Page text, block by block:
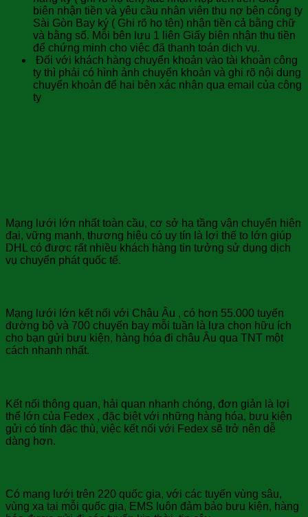
biên nhận tiền và yêu cầu nhân viên thu nợ bên công ty
Sài Gòn Bay ký ( Ghi rõ họ tên) nhận tiền cả bằng chữ
và bằng số. Mỗi bên lưu 1 liên Giấy biên nhận thu tiền
để chứng minh cho việc đã thanh toán dịch vụ.
Đối với khách hàng chuyển khoản vào tài khoản công
ty thì phải có hình ảnh chuyển khoản và ghi rõ nội dung
chuyển khoản để hai bên xác nhận qua email của công
ty
Mạng lưới lớn nhất toàn cầu, cơ sở hạ tầng vận chuyển hiện
đại, vững mạnh, thương hiệu có uy tín là lợi thế to lớn giúp
DHL có được rất nhiều khách hàng tin tưởng sử dụng dịch
vụ chuyển phát quốc tế.
Mạng lưới lớn kết nối với Châu Âu , có hơn 55.000 tuyến
đường bộ và 700 chuyến bay mỗi tuần là lựa chọn hữu ích
cho bạn gửi bưu kiện, hàng hóa đi châu Âu qua TNT một
cách nhanh nhất.
Kết nối thông quan, hải quan nhanh chóng, đơn giản là lợi
thế lớn của Fedex , đặc biệt với những hàng hóa, bưu kiện
gửi có tính đặc thù, việc kết nối với Fedex sẽ trở nên dễ
dàng hơn.
Có mạng lưới trên 220 quốc gia, với các tuyến vùng sâu,
vùng xa tại mỗi quốc gia, EMS luôn đảm bảo bưu kiện, hàng